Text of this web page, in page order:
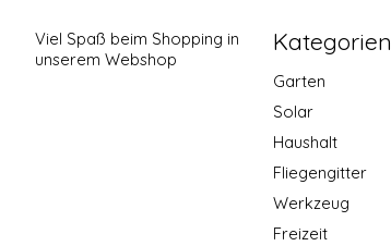
Viel Spaß beim Shopping in
unserem Webshop
Kategorien
Garten
Solar
Haushalt
Fliegengitter
Werkzeug
Freizeit